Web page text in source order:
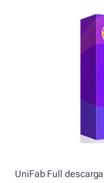
UniFab Full